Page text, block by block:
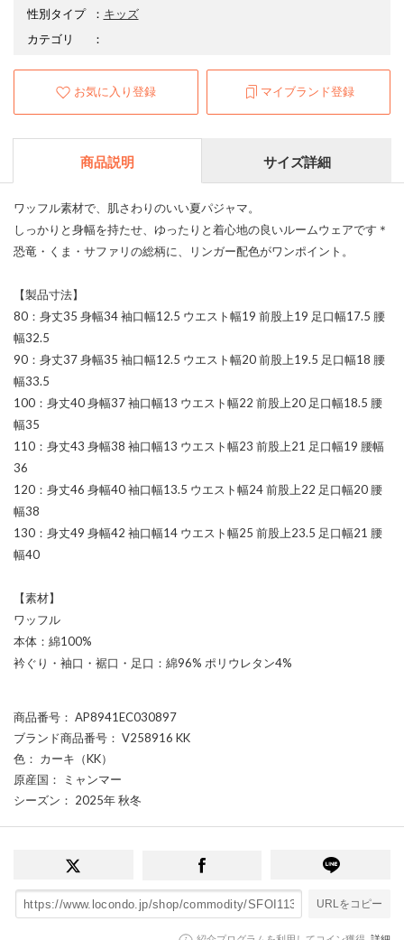
性別タイプ
： キッズ
カテゴリ
：
お気に入り登録 マイブランド登録
商品説明 サイズ詳細
ワッフル素材で、肌さわりのいい夏パジャマ。
しっかりと身幅を持たせ、ゆったりと着心地の良いルームウェアです＊
恐竜・くま・サファリの総柄に、リンガー配色がワンポイント。
【製品寸法】
80：身丈35 身幅34 袖口幅12.5 ウエスト幅19 前股上19 足口幅17.5 腰
幅32.5
90：身丈37 身幅35 袖口幅12.5 ウエスト幅20 前股上19.5 足口幅18 腰
幅33.5
100：身丈40 身幅37 袖口幅13 ウエスト幅22 前股上20 足口幅18.5 腰
幅35
110：身丈43 身幅38 袖口幅13 ウエスト幅23 前股上21 足口幅19 腰幅
36
120：身丈46 身幅40 袖口幅13.5 ウエスト幅24 前股上22 足口幅20 腰
幅38
130：身丈49 身幅42 袖口幅14 ウエスト幅25 前股上23.5 足口幅21 腰
幅40
【素材】
ワッフル
本体：綿100%
衿ぐり・袖口・裾口・足口：綿96% ポリウレタン4%
商品番号 ： AP8941EC030897
ブランド商品番号 ： V258916 KK
色 ： カーキ（KK）
原産国 ： ミャンマー
シーズン ： 2025年 秋冬
URLをコピー